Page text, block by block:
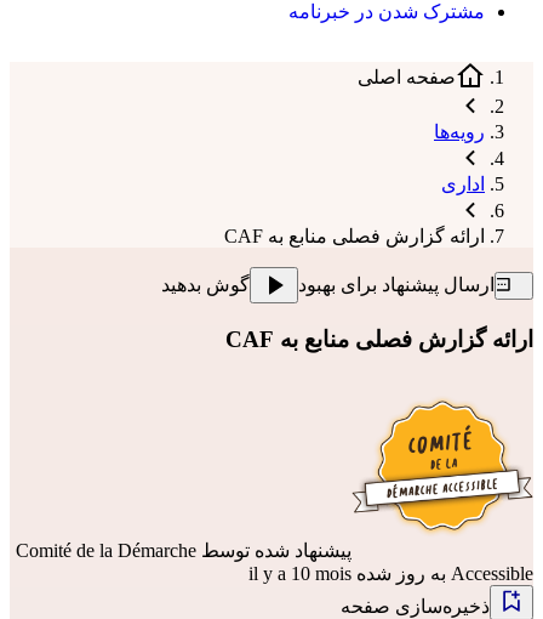
مشترک شدن در خبرنامه
صفحه اصلی
رویه‌ها
اداری
ارائه گزارش فصلی منابع به CAF
ارسال پیشنهاد برای بهبود گوش بدهید
ارائه گزارش فصلی منابع به CAF
پیشنهاد شده توسط Comité de la Démarche
Accessible به روز شده il y a 10 mois
ذخیره‌سازی صفحه